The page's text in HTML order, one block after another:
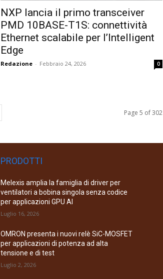
NXP lancia il primo transceiver
PMD 10BASE-T1S: connettività
Ethernet scalabile per l’Intelligent
Edge
Redazione - Febbraio 24, 2026 0
Page 5 of 302
PRODOTTI
Melexis amplia la famiglia di driver per
ventilatori a bobina singola senza codice
per applicazioni GPU AI
Luglio 16, 2026
OMRON presenta i nuovi relè SiC-MOSFET
per applicazioni di potenza ad alta
tensione e di test
Luglio 2, 2026